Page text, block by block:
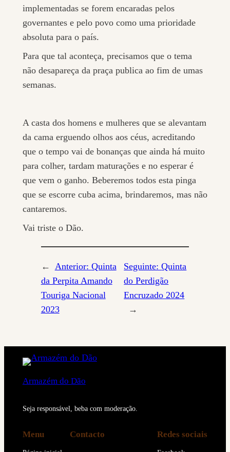
implementadas se forem encaradas pelos
governantes e pelo povo como uma prioridade
absoluta para o país.
Para que tal aconteça, precisamos que o tema
não desapareça da praça publica ao fim de umas
semanas.
A casta dos homens e mulheres que se alevantam
da cama erguendo olhos aos céus, acreditando
que o tempo vai de bonanças que ainda há muito
para colher, tardam maturações e no esperar é
que vem o ganho. Beberemos todos esta pinga
que se escorre cuba acima, brindaremos, mas não
cantaremos.
Vai triste o Dão.
← Anterior: Quinta
da Perpita Amando
Touriga Nacional
2023
Seguinte:Quinta
do Perdigão
Encruzado 2024
→
Armazém do Dão
Seja responsável, beba com moderação.
Menu Contacto Redes sociais